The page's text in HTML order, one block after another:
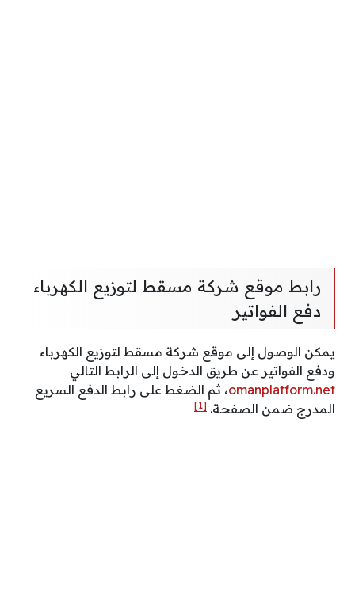
رابط موقع شركة مسقط لتوزيع الكهرباء
دفع الفواتير
يمكن الوصول إلى موقع شركة مسقط لتوزيع الكهرباء
ودفع الفواتير عن طريق الدخول إلى الرابط التالي
omanplatform.net، ثم الضغط على رابط الدفع السريع
المدرج ضمن الصفحة. [1]